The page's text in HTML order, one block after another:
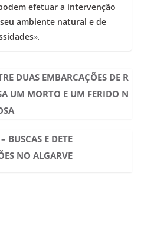
efetuar a intervenção
ambiente natural e de
».
DUAS EMBARCAÇÕES DE R
UM MORTO E UM FERIDO N
BUSCAS E DETE
NO ALGARVE